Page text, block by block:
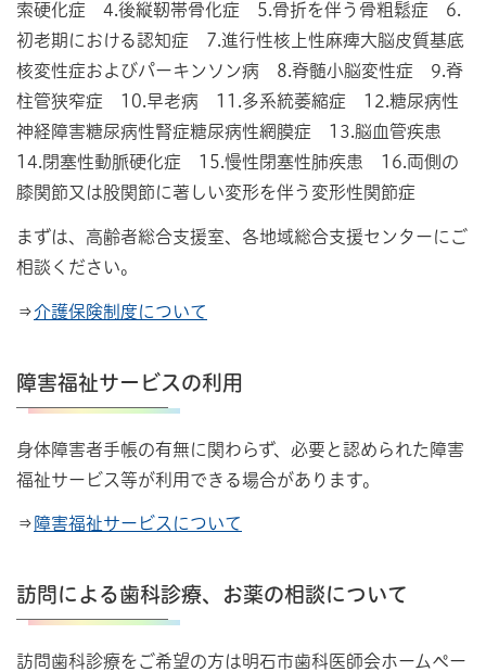
索硬化症 4.後縦靭帯骨化症 5.骨折を伴う骨粗鬆症 6.
初老期における認知症 7.進行性核上性麻痺大脳皮質基底
核変性症およびパーキンソン病 8.脊髄小脳変性症 9.脊
柱管狭窄症 10.早老病 11.多系統萎縮症 12.糖尿病性
神経障害糖尿病性腎症糖尿病性網膜症 13.脳血管疾患
14.閉塞性動脈硬化症 15.慢性閉塞性肺疾患 16.両側の
膝関節又は股関節に著しい変形を伴う変形性関節症
まずは、高齢者総合支援室、各地域総合支援センターにご
相談ください。
⇒介護保険制度について
障害福祉サービスの利用
身体障害者手帳の有無に関わらず、必要と認められた障害
福祉サービス等が利用できる場合があります。
⇒ 障害福祉サービスについて
訪問による歯科診療、お薬の相談について
訪問歯科診療をご希望の方は明石市歯科医師会ホームペー